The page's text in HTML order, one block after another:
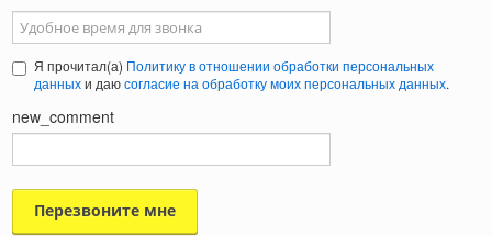
Удобное время для звонка
Я прочитал(а) Политику в отношении обработки персональных
данныхи даюсогласие на обработку моих персональных данных.
new_comment